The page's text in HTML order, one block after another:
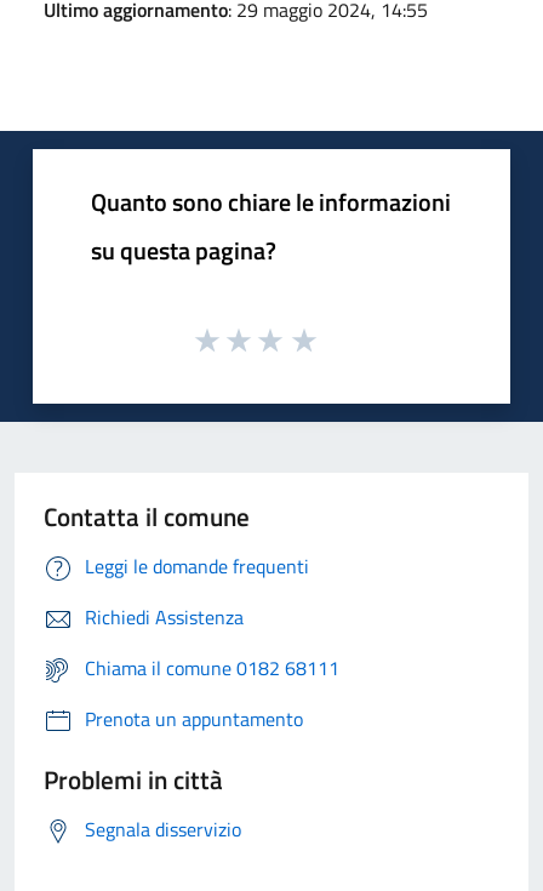
Ultimo aggiornamento: 29 maggio 2024, 14:55
Quanto sono chiare le informazioni
su questa pagina?
Contatta il comune
Leggi le domande frequenti
Richiedi Assistenza
Chiama il comune 0182 68111
Prenota un appuntamento
Problemi in città
Segnala disservizio